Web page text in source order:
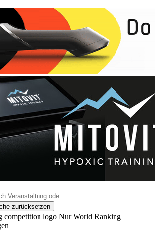
zurücksetzen
Nur World Ranking